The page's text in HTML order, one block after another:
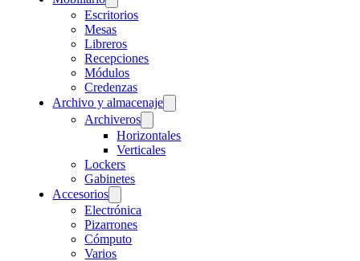
Escritorios
Mesas
Libreros
Recepciones
Módulos
Credenzas
Archivo y almacenaje
Archiveros
Horizontales
Verticales
Lockers
Gabinetes
Accesorios
Electrónica
Pizarrones
Cómputo
Varios